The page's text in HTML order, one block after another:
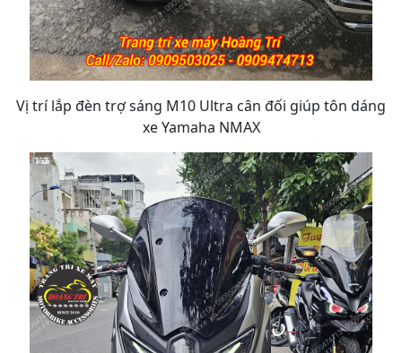
Vị trí lắp đèn trợ sáng M10 Ultra cân đối giúp tôn dáng
xe Yamaha NMAX